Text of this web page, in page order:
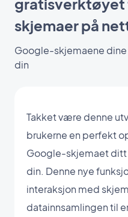
skjemaer på
Google-skjemaene
din
Takket være denne
brukerne en perfekt
Google-skjemaet
din. Denne nye
interaksjon med
datainnsamlingen til